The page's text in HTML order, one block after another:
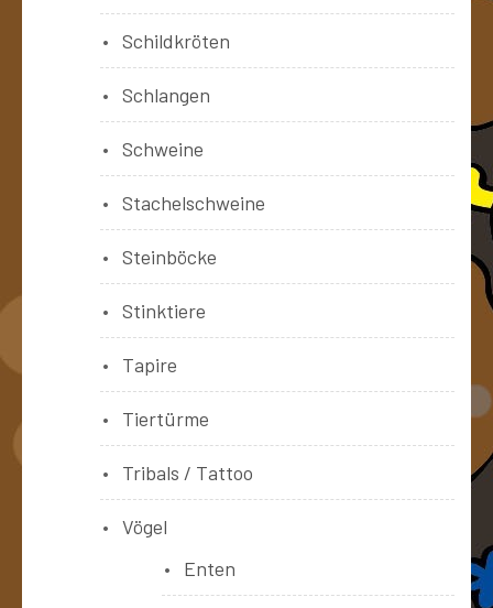
Schildkröten
Schlangen
Schweine
Stachelschweine
Steinböcke
Stinktiere
Tapire
Tiertürme
Tribals / Tattoo
Vögel
Enten